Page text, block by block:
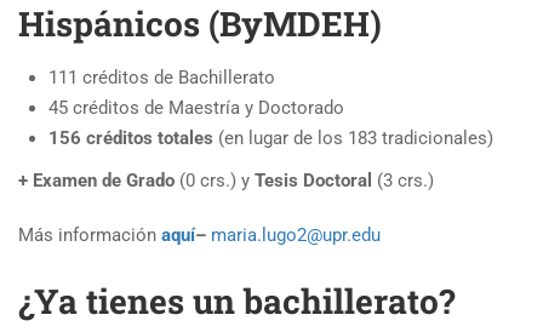
Hispánicos (ByMDEH)
111 créditos de Bachillerato
45 créditos de Maestría y Doctorado
156 créditos totales (en lugar de los 183 tradicionales)
+ Examen de Grado (0 crs.) y Tesis Doctoral (3 crs.)
Más información aquí– maria.lugo2@upr.edu
¿Ya tienes un bachillerato?